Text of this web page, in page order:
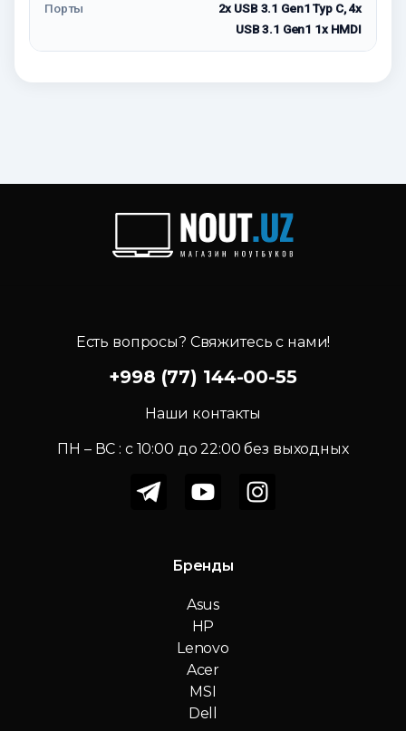
Порты
2x USB 3.1 Gen1 Typ C, 4x
USB 3.1 Gen1 1x HMDI
Есть вопросы? Свяжитесь с нами!
+998 (77) 144-00-55
Наши контакты
ПН – ВС : c 10:00 до 22:00 без выходных
Бренды
Asus
HP
Lenovo
Acer
MSI
Dell